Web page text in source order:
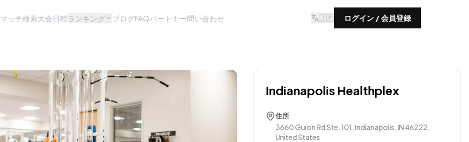
マッチ検索大会日程ランキング ブログFAQパートナー問い合わせ 🇯🇵 ログイン / 会員登録
Indianapolis Healthplex
住所
3660 Guion Rd Ste. 101, Indianapolis, IN 46222,
United States